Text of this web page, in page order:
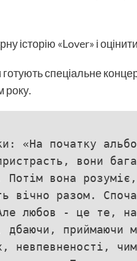
історію «Lover» і
спеціальне
року.
«На початку
вони
Потім вона
вічно разом.
любов - це те,
дбаючи, приймаючи
невпевненості,